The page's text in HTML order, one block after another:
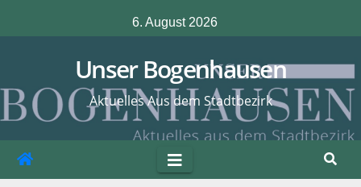
Inhalt
6. August 2026
Unser Bogenhausen
Aktuelles Aus dem Stadtbezirk